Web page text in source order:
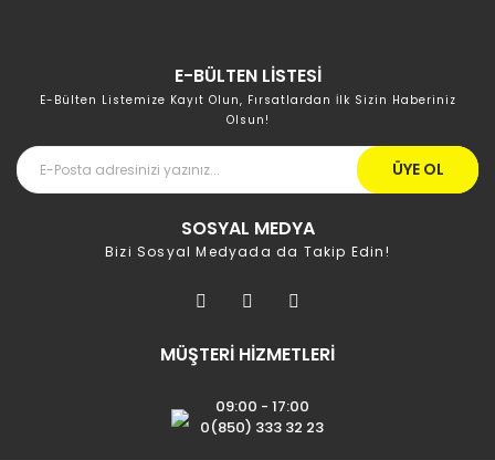
E-BÜLTEN LİSTESİ
E-Bülten Listemize Kayıt Olun, Fırsatlardan İlk Sizin Haberiniz
Olsun!
ÜYE OL
SOSYAL MEDYA
Bizi Sosyal Medyada da Takip Edin!
MÜŞTERİ HİZMETLERİ
09:00 - 17:00
0(850) 333 32 23